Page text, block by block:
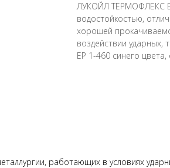
ЛУКОЙЛ ТЕРМОФЛЕКС
водостойкостью,
хорошей
воздействии
ЕР 1-460 синего
работающих в условиях